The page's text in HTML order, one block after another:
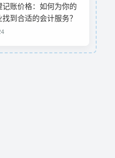
记账价格：如何为你的
到合适的会计服务？